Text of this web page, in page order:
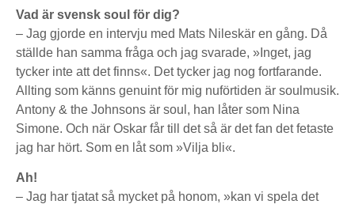
Vad är svensk soul för dig?
– Jag gjorde en intervju med Mats Nileskär en gång. Då
ställde han samma fråga och jag svarade, »Inget, jag
tycker inte att det finns«. Det tycker jag nog fortfarande.
Allting som känns genuint för mig nuförtiden är soulmusik.
Antony & the Johnsons är soul, han låter som Nina
Simone. Och när Oskar får till det så är det fan det fetaste
jag har hört. Som en låt som »Vilja bli«.
Ah!
– Jag har tjatat så mycket på honom, »kan vi spela det